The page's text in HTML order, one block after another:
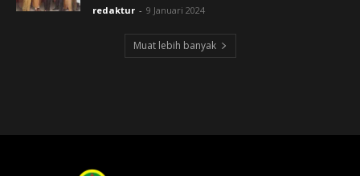
redaktur - 9 Januari 2024
Muat lebih banyak